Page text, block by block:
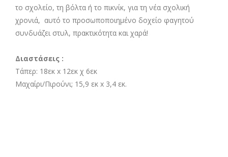
το σχολείο, τη βόλτα ή το πικνίκ, για τη νέα σχολική
χρονιά, αυτό το προσωποποιημένο δοχείο φαγητού
συνδυάζει στυλ, πρακτικότητα και χαρά!
Διαστάσεις :
Τάπερ: 18εκ x 12εκ χ 6εκ
Μαχαίρι/Πιρούνι; 15,9 εκ x 3,4 εκ.